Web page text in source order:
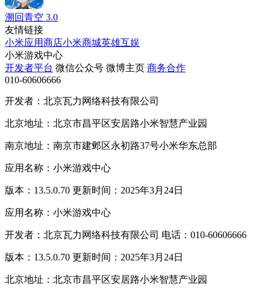
溯回青空 3.0
友情链接
小米应用商店小米商城英雄互娱
小米游戏中心
开发者平台 微信公众号 微博主页 商务合作
010-60606666
开发者：北京瓦力网络科技有限公司
北京地址：北京市昌平区安居路小米智慧产业园
南京地址：南京市建邺区永初路37号小米华东总部
应用名称：小米游戏中心
版本：13.5.0.70 更新时间：2025年3月24日
应用名称：小米游戏中心
开发者：北京瓦力网络科技有限公司 电话：010-60606666
版本：13.5.0.70 更新时间：2025年3月24日
北京地址：北京市昌平区安居路小米智慧产业园